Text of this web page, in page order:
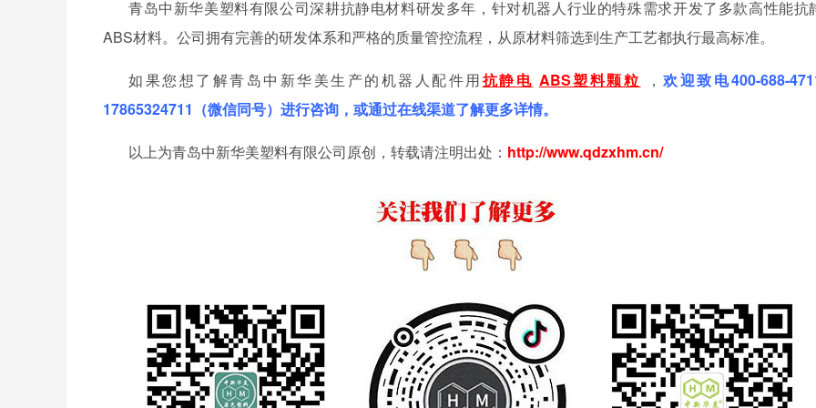
青岛中新华美塑料有限公司深耕抗静电材料研发多年，针对机器人行业的特殊需求开发了多款高性能抗
ABS材料。公司拥有完善的研发体系和严格的质量管控流程，从原材料筛选到生产工艺都执行最高标准。
如果您想了解青岛中新华美生产的机器人配件用抗静电 ABS塑料颗粒 ，欢迎致电400-688-
17865324711（微信同号）进行咨询，或通过在线渠道了解更多详情。
以上为青岛中新华美塑料有限公司原创，转载请注明出处： http://www.qdzxhm.cn/